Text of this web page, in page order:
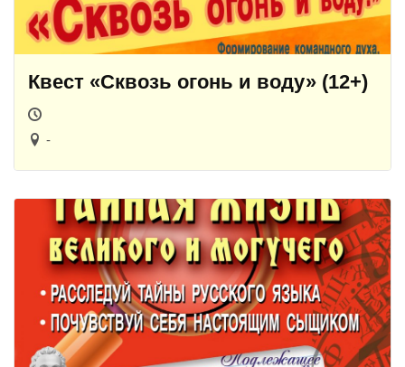
Квест «Сквозь огонь и воду» (12+)
-